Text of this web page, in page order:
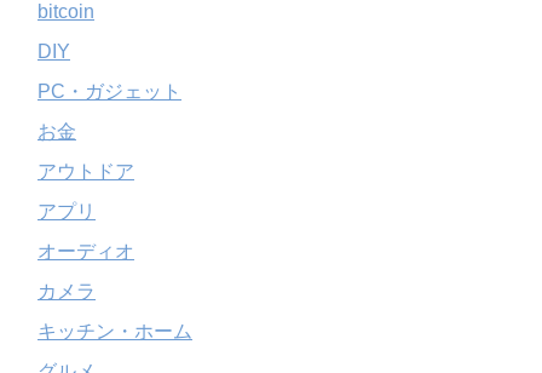
bitcoin
DIY
PC・ガジェット
お金
アウトドア
アプリ
オーディオ
カメラ
キッチン・ホーム